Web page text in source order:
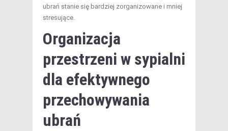
ubrań stanie się bardziej zorganizowane i mniej
stresujące.
Organizacja
przestrzeni w sypialni
dla efektywnego
przechowywania
ubrań